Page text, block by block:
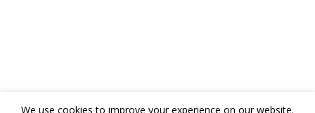
We use cookies to improve your experience on our website.